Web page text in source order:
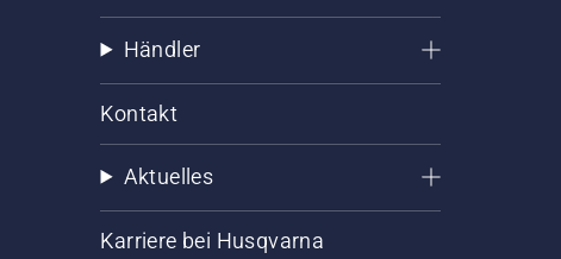
Händler
Kontakt
Aktuelles
Karriere bei Husqvarna